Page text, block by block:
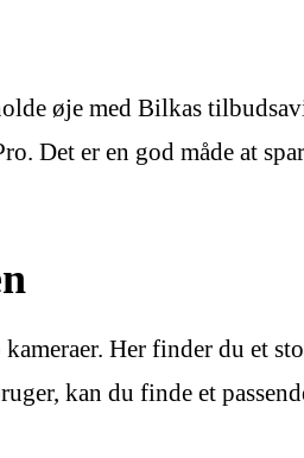
øje med Bilkas
Det er en god måde at
Her finder du et
kan du finde et